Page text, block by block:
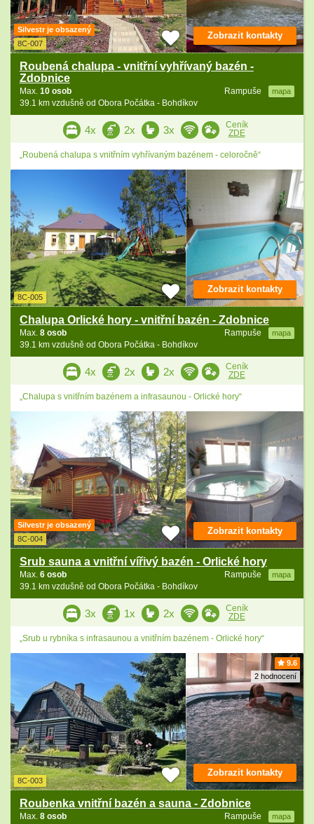
Silvestr je obsazený
8C-007
Roubená chalupa - vnitřní vyhřívaný bazén -
Zdobnice
Rampuše mapa
Max. 10 osob
39.1 km vzdušně od Obora Počátka - Bohdíkov
Zobrazit kontakty
4x 2x 3x
Ceník
ZDE
„Roubená chalupa s vnitřním vyhřívaným bazénem - celoročně“
8C-005
Chalupa Orlické hory - vnitřní bazén - Zdobnice
Rampuše mapa
Max. 8 osob
39.1 km vzdušně od Obora Počátka - Bohdíkov
Zobrazit kontakty
4x 2x 2x
Ceník
ZDE
„Chalupa s vnitřním bazénem a infrasaunou - Orlické hory“
Silvestr je obsazený
8C-004
Srub sauna a vnitřní vířivý bazén - Orlické hory
Rampuše mapa
Max. 6 osob
39.1 km vzdušně od Obora Počátka - Bohdíkov
Zobrazit kontakty
3x 1x 2x
Ceník
ZDE
„Srub u rybníka s infrasaunou a vnitřním bazénem - Orlické hory“
9.6
2 hodnocení
8C-003
Roubenka vnitřní bazén a sauna - Zdobnice
Rampuše mapa
Max. 8 osob
Zobrazit kontakty